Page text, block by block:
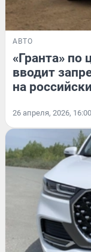
АВТО
«Гранта» по
вводит
на
26 апреля, 2026, 16:00